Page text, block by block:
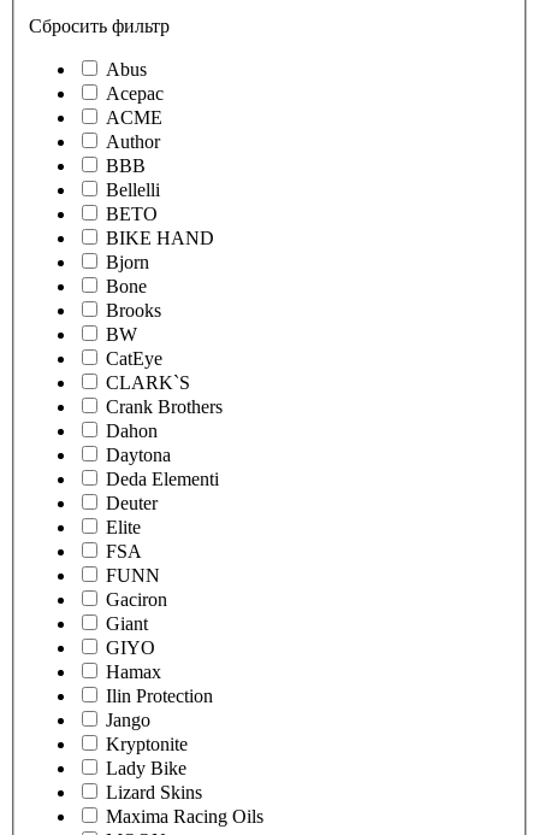
Сбросить фильтр
Abus
Acepac
ACME
Author
BBB
Bellelli
BETO
BIKE HAND
Bjorn
Bone
Brooks
BW
CatEye
CLARK`S
Crank Brothers
Dahon
Daytona
Deda Elementi
Deuter
Elite
FSA
FUNN
Gaciron
Giant
GIYO
Hamax
Ilin Protection
Jango
Kryptonite
Lady Bike
Lizard Skins
Maxima Racing Oils